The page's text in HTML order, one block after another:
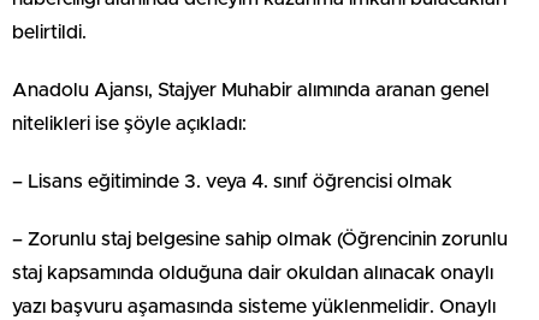
belirtildi.
Anadolu Ajansı, Stajyer Muhabir alımında aranan genel
nitelikleri ise şöyle açıkladı:
– Lisans eğitiminde 3. veya 4. sınıf öğrencisi olmak
– Zorunlu staj belgesine sahip olmak (Öğrencinin zorunlu
staj kapsamında olduğuna dair okuldan alınacak onaylı
yazı başvuru aşamasında sisteme yüklenmelidir. Onaylı